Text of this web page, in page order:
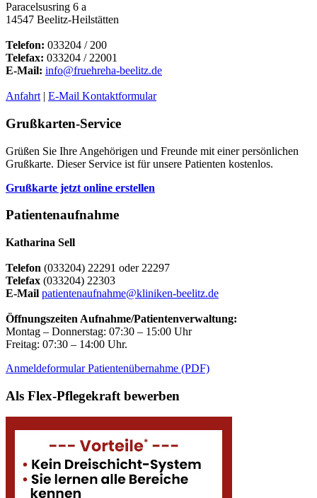
Paracelsusring 6 a
14547 Beelitz-Heilstätten
Telefon: 033204 / 200
Telefax: 033204 / 22001
E-Mail: info@fruehreha-beelitz.de
Anfahrt | E-Mail Kontaktformular
Grußkarten-Service
Grüßen Sie Ihre Angehörigen und Freunde mit einer persönlichen
Grußkarte. Dieser Service ist für unsere Patienten kostenlos.
Grußkarte jetzt online erstellen
Patientenaufnahme
Katharina Sell
Telefon (033204) 22291 oder 22297
Telefax (033204) 22303
E-Mail patientenaufnahme@kliniken-beelitz.de
Öffnungszeiten Aufnahme/Patientenverwaltung:
Montag – Donnerstag: 07:30 – 15:00 Uhr
Freitag: 07:30 – 14:00 Uhr.
Anmeldeformular Patientenübernahme (PDF)
Als Flex-Pflegekraft bewerben